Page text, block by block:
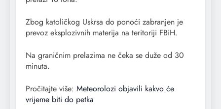
Zbog katoličkog Uskrsa do ponoći zabranjen je
prevoz eksplozivnih materija na teritoriji FBiH.
Na graničnim prelazima ne čeka se duže od 30
minuta.
Pročitajte više: Meteorolozi objavili kakvo će
vrijeme biti do petka